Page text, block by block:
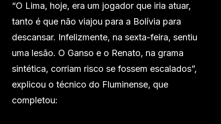
“O Lima, hoje, era um jogador que iria atuar,
tanto é que não viajou para a Bolívia para
descansar. Infelizmente, na sexta-feira, sentiu
uma lesão. O Ganso e o Renato, na grama
sintética, corriam risco se fossem escalados”,
explicou o técnico do Fluminense, que
completou: